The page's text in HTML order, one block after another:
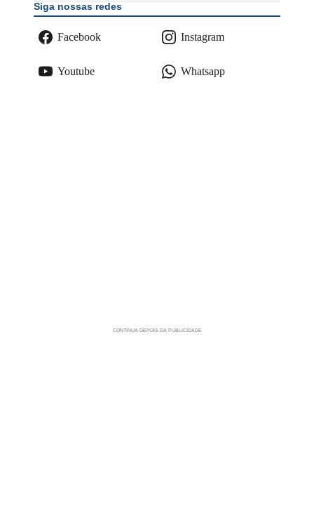
Siga nossas redes
Facebook Instagram
Youtube Whatsapp